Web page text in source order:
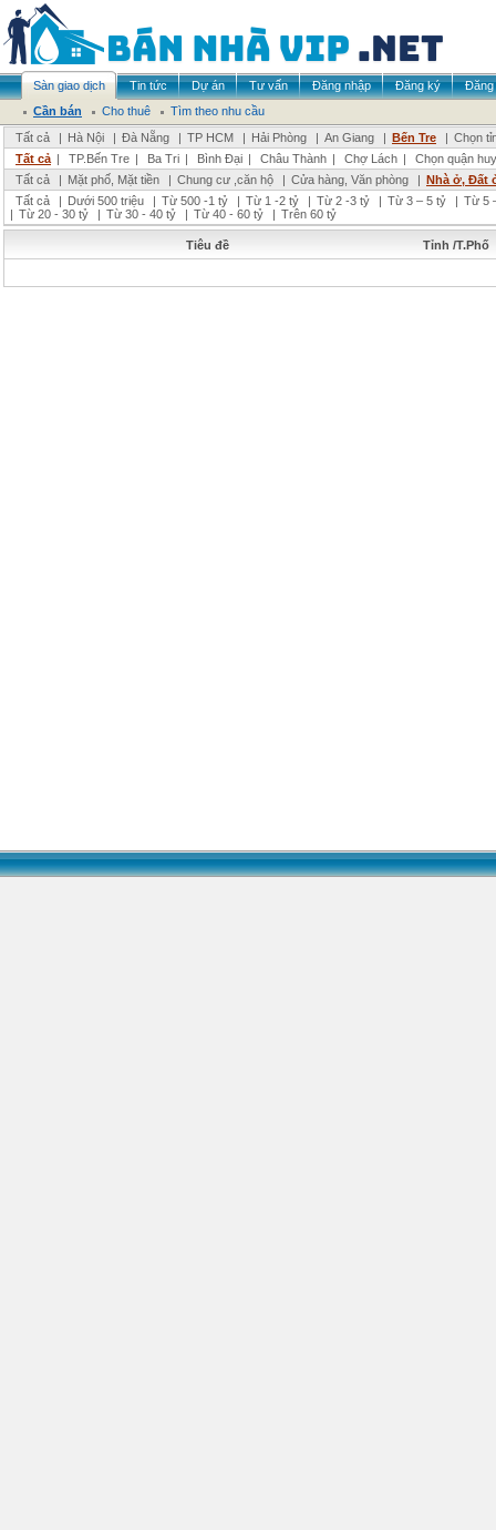
Sàn giao dịch Tin tức Dự án Tư vấn Đăng nhập Đăng ký
Đăng
Cần bán
Cho thuê
Tìm theo nhu cầu
Tất cả
| Hà Nội | Đà Nẵng | TP HCM | Hải Phòng | An Giang | Bến Tre | Chọn
Tất cả | TP.Bến Tre | Ba Tri | Bình Đại | Châu Thành | Chợ Lách |
Chọn quận
Tất cả
| Mặt phố, Mặt tiền | Chung cư ,căn hộ | Cửa hàng, Văn phòng | Nhà ở, Đất
Tất cả
| Dưới 500 triệu | Từ 500 -1 tỷ | Từ 1 -2 tỷ | Từ 2 -3 tỷ | Từ 3 – 5 tỷ | Từ 5
| Từ 20 - 30 tỷ | Từ 30 - 40 tỷ | Từ 40 - 60 tỷ | Trên 60 tỷ
Tiêu đề Tỉnh /T.Phố